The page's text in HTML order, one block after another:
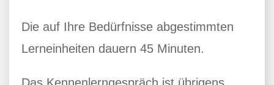
Die auf Ihre Bedürfnisse abgestimmten
Lerneinheiten dauern 45 Minuten.